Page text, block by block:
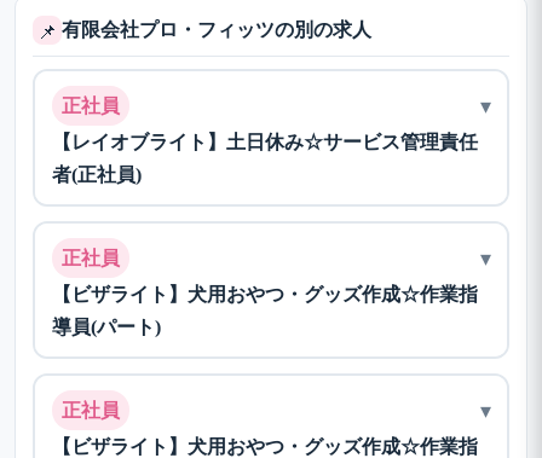
📌 有限会社プロ・フィッツの別の求人
正社員
【レイオブライト】土日休み☆サービス管理責任
者(正社員)
▾
正社員
【ビザライト】犬用おやつ・グッズ作成☆作業指
導員(パート)
▾
正社員
【ビザライト】犬用おやつ・グッズ作成☆作業指
▾